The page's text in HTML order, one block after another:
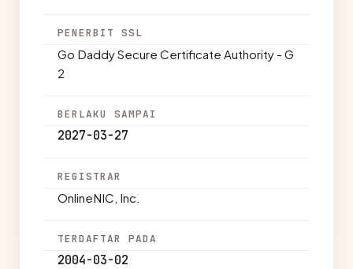
PENERBIT SSL
Go Daddy Secure Certificate Authority - G
2
BERLAKU SAMPAI
2027-03-27
REGISTRAR
OnlineNIC, Inc.
TERDAFTAR PADA
2004-03-02